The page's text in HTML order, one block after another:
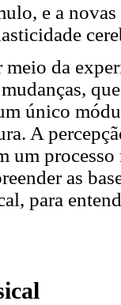
e a
meio da
único
A
um
as
para